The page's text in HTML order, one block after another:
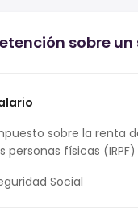
sobre
sobre la renta
personas físicas (IRPF)
Social